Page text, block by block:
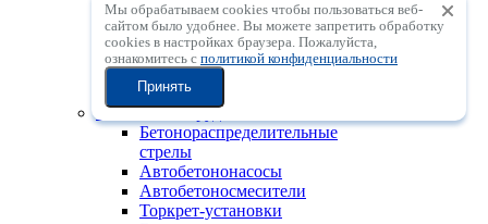
установки
Грунтосмесительные
установки
Бетоносмесительные
установки
Бетонное оборудование
Бетонораспределительные
стрелы
Автобетононасосы
Автобетоносмесители
Торкрет-установки
Мы обрабатываем cookies чтобы пользоваться веб-
сайтом было удобнее. Вы можете запретить обработку
сookies в настройках браузера. Пожалуйста,
ознакомитесь с политикой конфиденциальности
Принять